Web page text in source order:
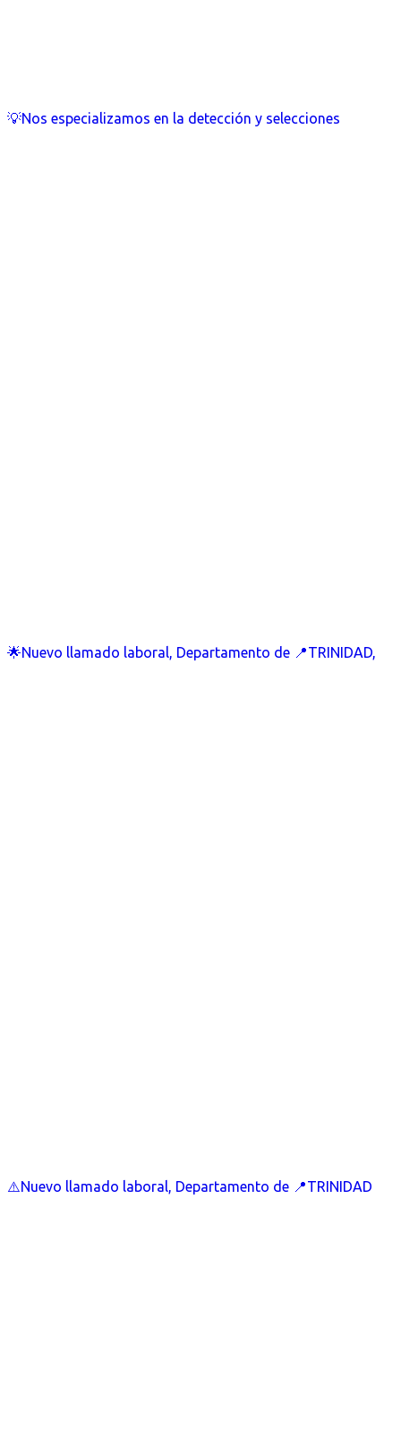
💡Nos especializamos en la detección y selecciones
🌟Nuevo llamado laboral, Departamento de 📍TRINIDAD,
⚠️Nuevo llamado laboral, Departamento de 📍TRINIDAD